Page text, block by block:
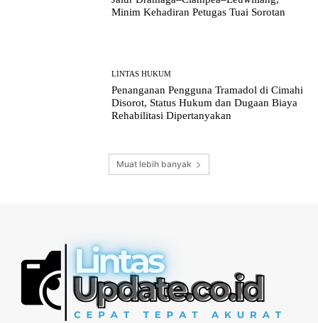
Minim Kehadiran Petugas Tuai Sorotan
LINTAS HUKUM
Penanganan Pengguna Tramadol di Cimahi
Disorot, Status Hukum dan Dugaan Biaya
Rehabilitasi Dipertanyakan
Muat lebih banyak